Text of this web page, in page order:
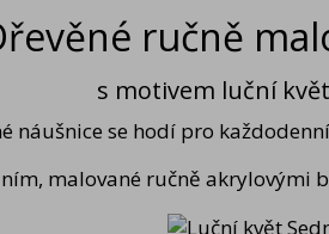
ručně
s motivem luční
náušnice se hodí pro
malované ručně